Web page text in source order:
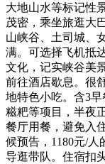
大地山水等标记性
茂密，乘坐旅逛大
山峡谷、土司城、
满。可选择飞机抵
文化，记实峡谷美
前往酒店歇息。很
地特色小吃。含3
糍粑等项目，半夜
餐厅用餐，避免入
候预告，1180元/
导逛带队。住宿扣